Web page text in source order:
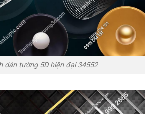
dán tường 5D hiện đại 34552